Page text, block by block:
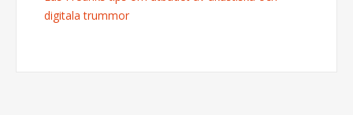
digitala trummor